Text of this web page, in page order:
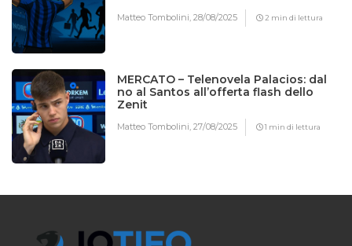
Matteo Tombolini,28/08/2025 2 min di lettura
MERCATO – Telenovela Palacios: dal
no al Santos all’offerta flash dello
Zenit
Matteo Tombolini,27/08/2025 1 min di lettura